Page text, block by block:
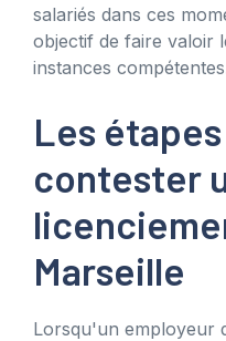
salariés dans ces
objectif de faire valoir
instances
Les
contester
Marseille
Lorsqu'un employeur